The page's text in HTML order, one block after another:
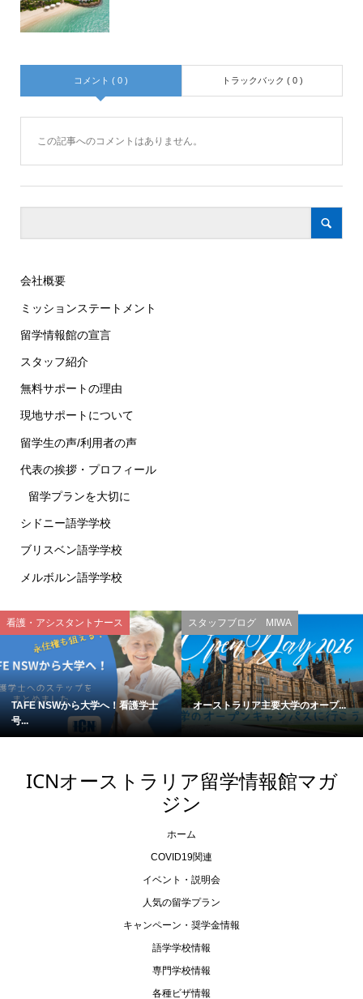
コメント ( 0 ) トラックバック ( 0 )
この記事へのコメントはありません。
会社概要
ミッションステートメント
留学情報館の宣言
スタッフ紹介
無料サポートの理由
現地サポートについて
留学生の声/利用者の声
代表の挨拶・プロフィール
留学プランを大切に
シドニー語学学校
ブリスベン語学学校
メルボルン語学学校
看護・アシスタントナース
TAFE NSWから大学へ！看護学士
号...
スタッフブログ MIWA
オーストラリア主要大学のオープ...
ICNオーストラリア留学情報館マガ
ジン
ホーム
COVID19関連
イベント・説明会
人気の留学プラン
キャンペーン・奨学金情報
語学学校情報
専門学校情報
各種ビザ情報